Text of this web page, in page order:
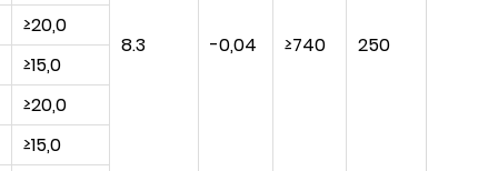
8.3 -0,04 ≥740 250
≥20,0
≥15,0
≥20,0
≥15,0